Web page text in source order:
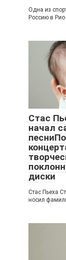
Одна из
Россию в
Стас
начал
диски
Стас Пьеха
носил